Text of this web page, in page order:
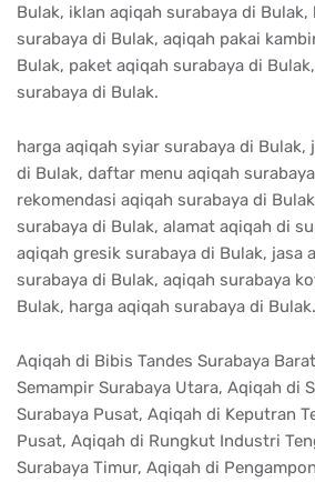
Bulak, iklan aqiqah surabaya di Bulak,
surabaya di Bulak, aqiqah pakai
Bulak, paket aqiqah surabaya di
surabaya di Bulak.
harga aqiqah syiar surabaya di Bulak,
di Bulak, daftar menu aqiqah
rekomendasi aqiqah surabaya di
surabaya di Bulak, alamat aqiqah di
aqiqah gresik surabaya di Bulak, jasa
surabaya di Bulak, aqiqah surabaya
Bulak, harga aqiqah surabaya di Bulak.
Aqiqah di Bibis Tandes Surabaya
Semampir Surabaya Utara, Aqiqah di
Surabaya Pusat, Aqiqah di Keputran
Pusat, Aqiqah di Rungkut Industri
Surabaya Timur, Aqiqah di